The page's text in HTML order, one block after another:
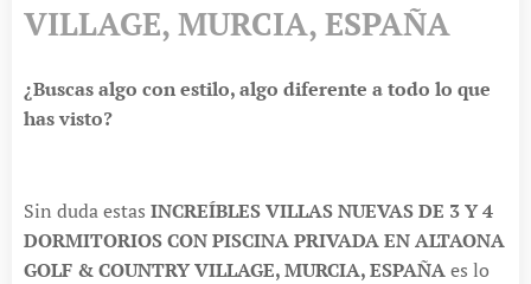
VILLAGE, MURCIA, ESPAÑA
¿Buscas algo con estilo, algo diferente a todo lo que
has visto?
Sin duda estas INCREÍBLES VILLAS NUEVAS DE 3 Y 4
DORMITORIOS CON PISCINA PRIVADA EN ALTAONA
GOLF & COUNTRY VILLAGE, MURCIA, ESPAÑAes lo